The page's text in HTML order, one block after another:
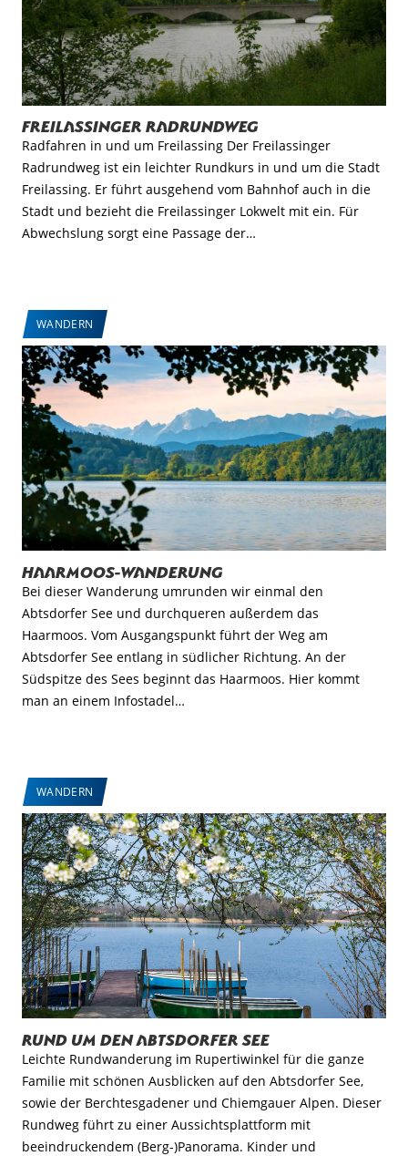
Freilassinger Radrundweg
Radfahren in und um Freilassing Der Freilassinger
Radrundweg ist ein leichter Rundkurs in und um die Stadt
Freilassing. Er führt ausgehend vom Bahnhof auch in die
Stadt und bezieht die Freilassinger Lokwelt mit ein. Für
Abwechslung sorgt eine Passage der…
WANDERN
Haarmoos-Wanderung
Bei dieser Wanderung umrunden wir einmal den
Abtsdorfer See und durchqueren außerdem das
Haarmoos. Vom Ausgangspunkt führt der Weg am
Abtsdorfer See entlang in südlicher Richtung. An der
Südspitze des Sees beginnt das Haarmoos. Hier kommt
man an einem Infostadel…
WANDERN
Rund um den Abtsdorfer See
Leichte Rundwanderung im Rupertiwinkel für die ganze
Familie mit schönen Ausblicken auf den Abtsdorfer See,
sowie der Berchtesgadener und Chiemgauer Alpen. Dieser
Rundweg führt zu einer Aussichtsplattform mit
beeindruckendem (Berg-)Panorama. Kinder und